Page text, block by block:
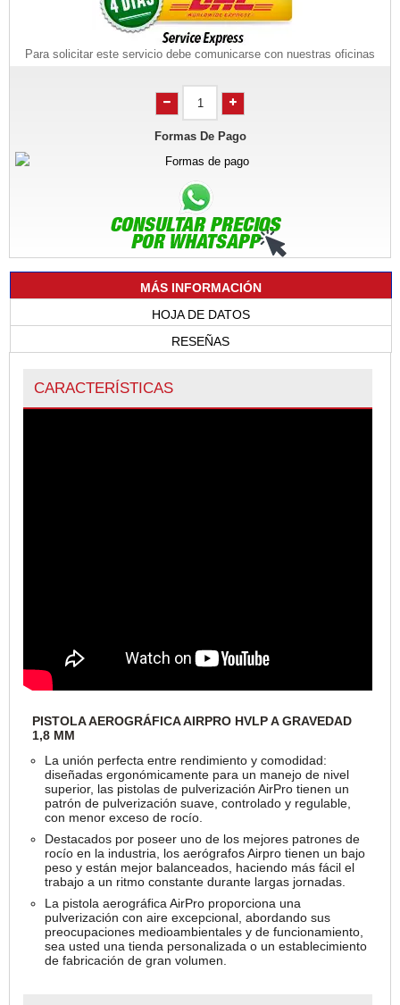
Para solicitar este servicio debe comunicarse con nuestras oficinas
Formas De Pago
MÁS INFORMACIÓN
HOJA DE DATOS
RESEÑAS
CARACTERÍSTICAS
PISTOLA AEROGRÁFICA AIRPRO HVLP A GRAVEDAD
1,8 MM
La unión perfecta entre rendimiento y comodidad:
diseñadas ergonómicamente para un manejo de nivel
superior, las pistolas de pulverización AirPro tienen un
patrón de pulverización suave, controlado y regulable,
con menor exceso de rocío.
Destacados por poseer uno de los mejores patrones de
rocío en la industria, los aerógrafos Airpro tienen un bajo
peso y están mejor balanceados, haciendo más fácil el
trabajo a un ritmo constante durante largas jornadas.
La pistola aerográfica AirPro proporciona una
pulverización con aire excepcional, abordando sus
preocupaciones medioambientales y de funcionamiento,
sea usted una tienda personalizada o un establecimiento
de fabricación de gran volumen.